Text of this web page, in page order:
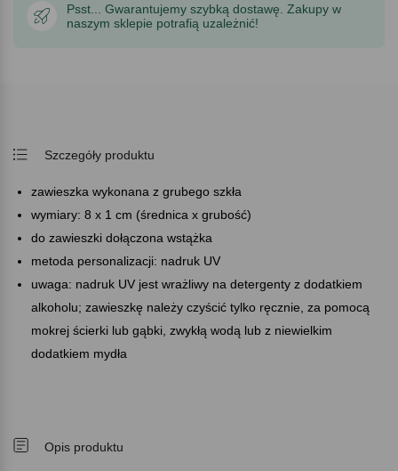
Psst... Gwarantujemy szybką dostawę. Zakupy w
naszym sklepie potrafią uzależnić!
Szczegóły produktu
zawieszka wykonana z grubego szkła
wymiary: 8 x 1 cm (średnica x grubość)
do zawieszki dołączona wstążka
metoda personalizacji: nadruk UV
uwaga: nadruk UV jest wrażliwy na detergenty z dodatkiem
alkoholu; zawieszkę należy czyścić tylko ręcznie, za pomocą
mokrej ścierki lub gąbki, zwykłą wodą lub z niewielkim
dodatkiem mydła
Opis produktu